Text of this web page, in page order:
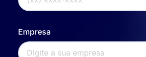
Empresa